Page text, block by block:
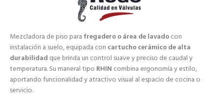
Mezcladora de piso para fregadero o área de lavadocon
instalación a suelo, equipada con cartucho cerámico de alta
durabilidad que brinda un control suave y preciso de caudal y
temperatura. Su maneral tipo RHIN combina ergonomía y estilo,
aportando funcionalidad y atractivo visual al espacio de cocina o
servicio.